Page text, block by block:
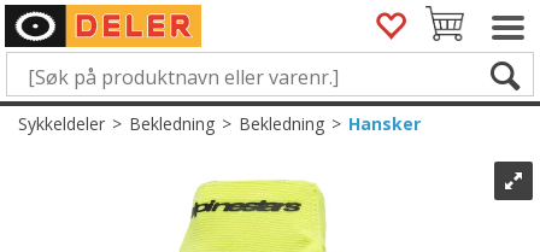
Sykkeldeler>Bekledning>Bekledning>Hansker